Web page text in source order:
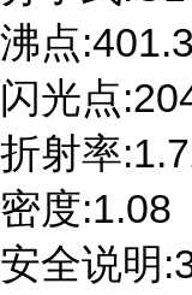
沸点
闪光点
折射率
密度:1.08
安全说明